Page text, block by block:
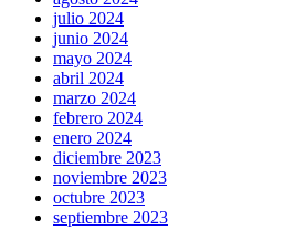
julio 2024
junio 2024
mayo 2024
abril 2024
marzo 2024
febrero 2024
enero 2024
diciembre 2023
noviembre 2023
octubre 2023
septiembre 2023